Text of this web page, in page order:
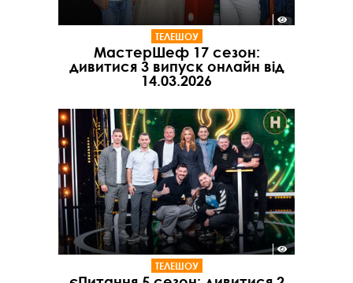
ТЕЛЕШОУ
МастерШеф 17 сезон:
дивитися 3 випуск онлайн від
14.03.2026
ТЕЛЕШОУ